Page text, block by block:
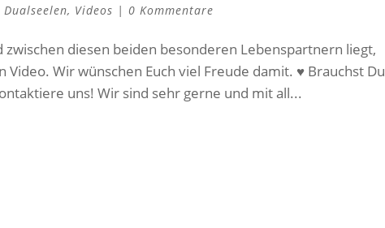
Dualseelen, Videos | 0 Kommentare
diesen beiden besonderen Lebenspartnern liegt,
Wir wünschen Euch viel Freude damit. ♥ Brauchst Du
uns! Wir sind sehr gerne und mit all...